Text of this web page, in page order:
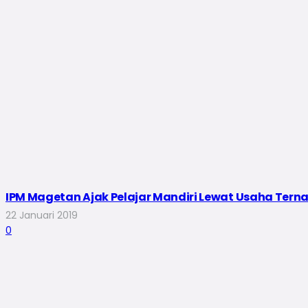
IPM Magetan Ajak Pelajar Mandiri Lewat Usaha
22 Januari 2019
0